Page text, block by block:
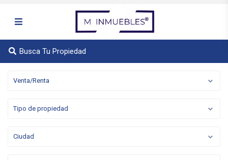
Busca Tu Propiedad
Venta/Renta
Tipo de propiedad
Ciudad